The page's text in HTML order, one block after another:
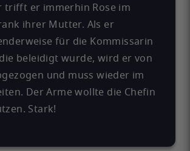
trifft er immerhin Rose im
ihrer Mutter. Als er
für die Kommissarin
beleidigt wurde, wird er von
und muss wieder im
Der Arme wollte die Chefin
Stark!